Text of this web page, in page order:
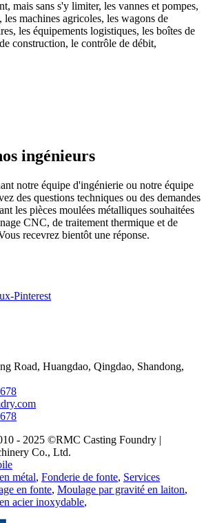
mais sans s'y limiter, les vannes et pompes,
les machines agricoles, les wagons de
les équipements logistiques, les boîtes de
construction, le contrôle de débit,
ingénieurs
notre équipe d'ingénierie ou notre équipe
des questions techniques ou des demandes
les pièces moulées métalliques souhaitées
CNC, de traitement thermique et de
recevrez bientôt une réponse.
Road, Huangdao, Qingdao, Shandong,
- 2025 ©RMC Casting Foundry |
Co., Ltd.
métal, Fonderie de fonte, Services
en fonte, Moulage par gravité en laiton,
acier inoxydable,